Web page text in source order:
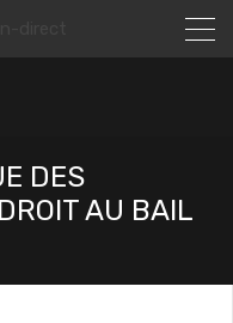
DES
AU BAIL